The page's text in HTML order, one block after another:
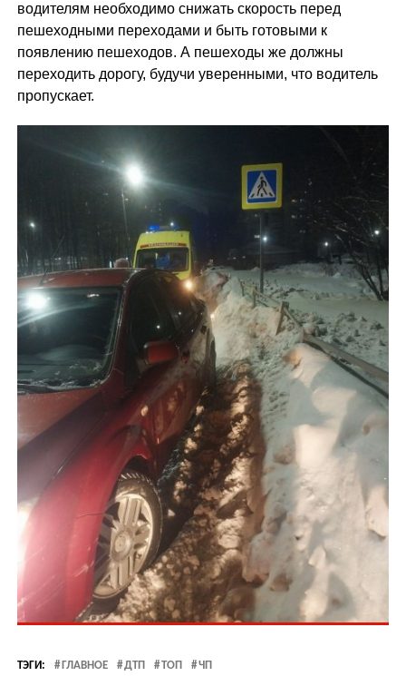
водителям необходимо снижать скорость перед
пешеходными переходами и быть готовыми к
появлению пешеходов. А пешеходы же должны
переходить дорогу, будучи уверенными, что водитель
пропускает.
ТЭГИ: ГЛАВНОЕ ДТП ТОП ЧП